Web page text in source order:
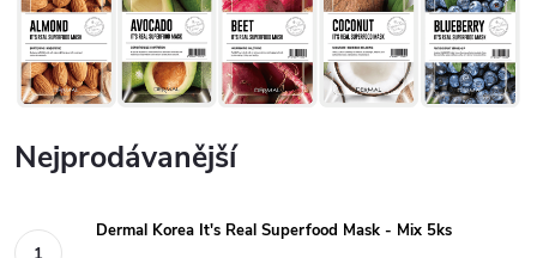
Nejprodávanější
Dermal Korea It's Real Superfood Mask - Mix 5ks